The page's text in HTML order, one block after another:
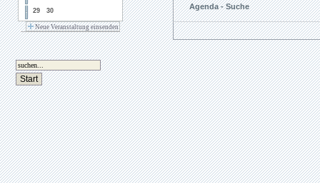
29 30
Neue Veranstaltung einsenden
Agenda - Suche